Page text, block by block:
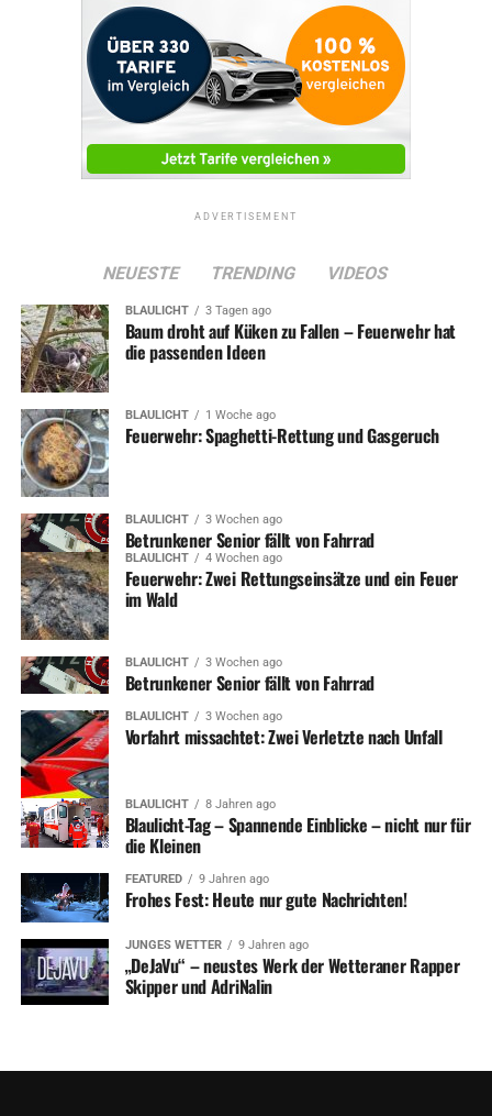
ADVERTISEMENT
NEUESTE TRENDING VIDEOS
BLAULICHT 3 Tagen ago
Baum droht auf Küken zu Fallen – Feuerwehr hat
die passenden Ideen
BLAULICHT 1 Woche ago
Feuerwehr: Spaghetti-Rettung und Gasgeruch
BLAULICHT 3 Wochen ago
Betrunkener Senior fällt von Fahrrad
BLAULICHT 4 Wochen ago
Feuerwehr: Zwei Rettungseinsätze und ein Feuer
im Wald
BLAULICHT 3 Wochen ago
Betrunkener Senior fällt von Fahrrad
BLAULICHT 3 Wochen ago
Vorfahrt missachtet: Zwei Verletzte nach Unfall
BLAULICHT 8 Jahren ago
Blaulicht-Tag – Spannende Einblicke – nicht nur für
die Kleinen
FEATURED 9 Jahren ago
Frohes Fest: Heute nur gute Nachrichten!
JUNGES WETTER 9 Jahren ago
„DeJaVu“ – neustes Werk der Wetteraner Rapper
Skipper und AdriNalin